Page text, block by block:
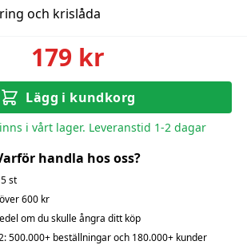
och krislåda
179 kr
Lägg i kundkorg
i vårt lager. Leveranstid 1-2 dagar
handla hos oss?
st
600 kr
om du skulle ångra ditt köp
500.000+ beställningar och 180.000+ kunder